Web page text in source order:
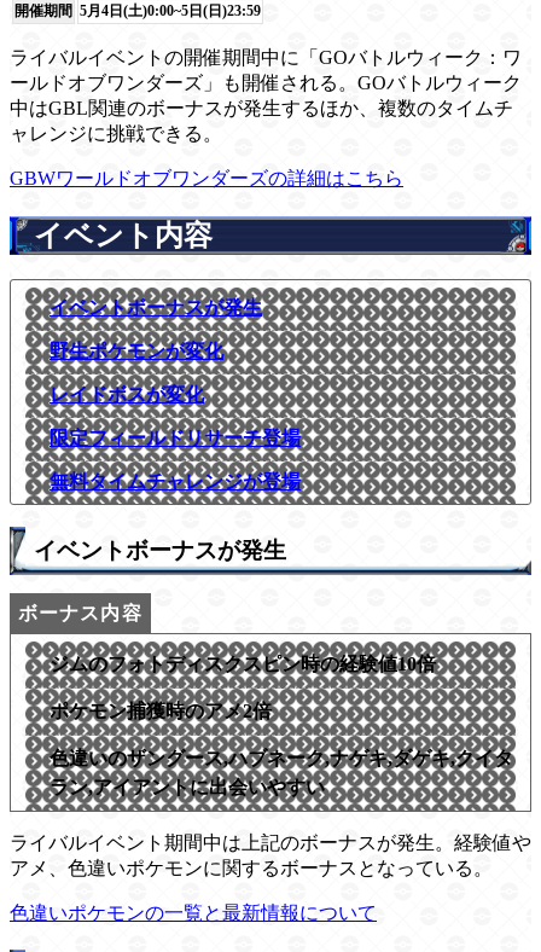
開催期間 5月4日(土)0:00~5日(日)23:59
ライバルイベントの開催期間中に「GOバトルウィーク：ワ
ールドオブワンダーズ」も開催される。GOバトルウィーク
中はGBL関連のボーナスが発生するほか、複数のタイムチ
ャレンジに挑戦できる。
GBWワールドオブワンダーズの詳細はこちら
イベント内容
イベントボーナスが発生
野生ポケモンが変化
レイドボスが変化
限定フィールドリサーチ登場
無料タイムチャレンジが登場
イベントボーナスが発生
ジムのフォトディスクスピン時の経験値10倍
ポケモン捕獲時のアメ2倍
色違いのザングース,ハブネーク,ナゲキ,ダゲキ,クイタ
ラン,アイアントに出会いやすい
ライバルイベント期間中は上記のボーナスが発生。経験値や
アメ、色違いポケモンに関するボーナスとなっている。
色違いポケモンの一覧と最新情報について